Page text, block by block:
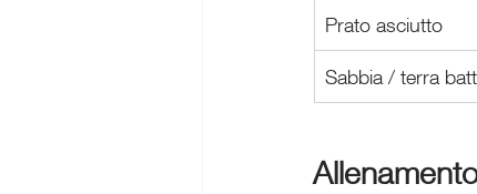
Prato asciutto
Sabbia / terra